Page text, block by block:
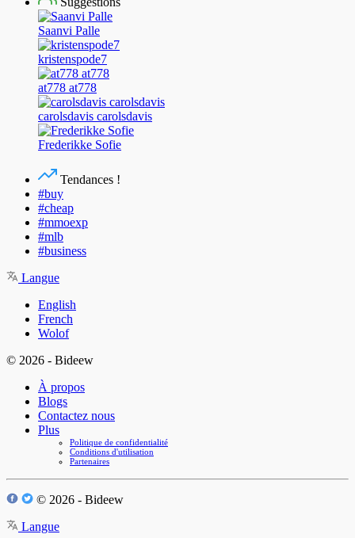
Saanvi Palle
kristenspode7
at778 at778
carolsdavis carolsdavis
Frederikke Sofie
Tendances !
#buy
#cheap
#mmoexp
#mlb
#business
Langue
English
French
Wolof
© 2026 - Bideew
À propos
Blogs
Contactez nous
Plus
Politique de confidentialité
Conditions d'utilisation
Partenaires
© 2026 - Bideew
Langue